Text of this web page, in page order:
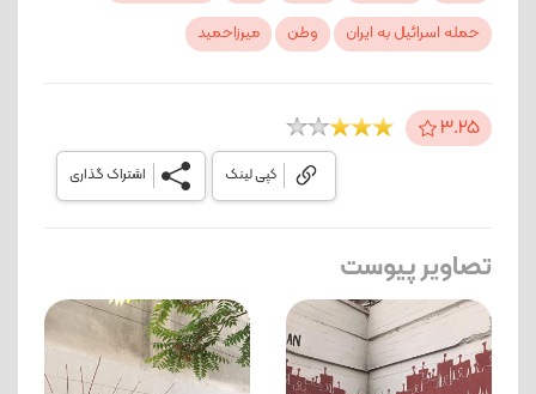
حمله اسرائیل به ایران وطن میرزاحمید
3.25
اشتراک گذاری کپی لینک
تصاویر پیوست